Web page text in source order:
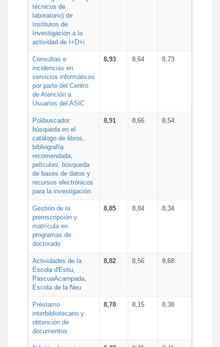
técnicos de
laboratorio) de
Institutos de
Investigación a la
actividad de I+D+i
Consultas e
incidencias en
servicios informáticos
por parte del Centro
de Atención a
Usuarios del ASIC
8,93 8,64 8,73
Polibuscador:
búsqueda en el
catálogo de libros,
bibliografía
recomendada,
películas, búsqueda
de bases de datos y
recursos electrónicos
para la investigación
8,91 8,66 8,54
Gestión de la
preinscripción y
matrícula en
programas de
doctorado
8,85 8,84 8,34
Actividades de la
Escola d'Estiu,
PascuaAcampada,
Escola de la Neu
8,82 8,56 8,68
Préstamo
interbibliotecario y
obtención de
documentos
8,78 8,15 8,38